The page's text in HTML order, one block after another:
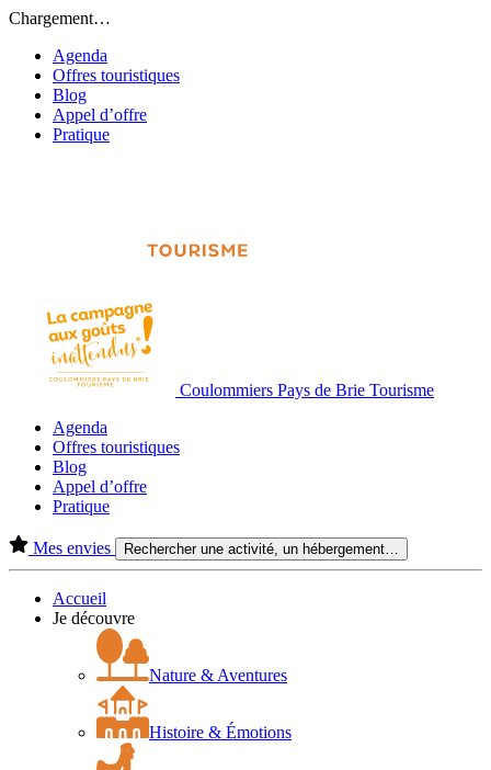
Chargement…
Agenda
Offres touristiques
Blog
Appel d’offre
Pratique
Coulommiers Pays de Brie Tourisme
Agenda
Offres touristiques
Blog
Appel d’offre
Pratique
Mes envies Rechercher une activité, un hébergement…
Accueil
Je découvre
Nature & Aventures
Histoire & Émotions